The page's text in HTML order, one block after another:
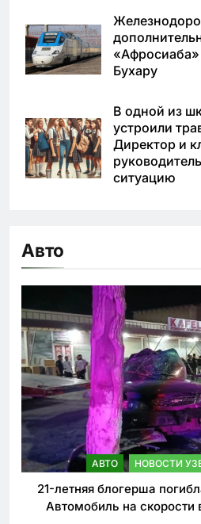
«Афросиаба»
Бухару
В одной из
устроили
Директор и
ситуацию
Авто
АВТО НОВОСТИ
21-летняя блогерша
Автомобиль на скорости